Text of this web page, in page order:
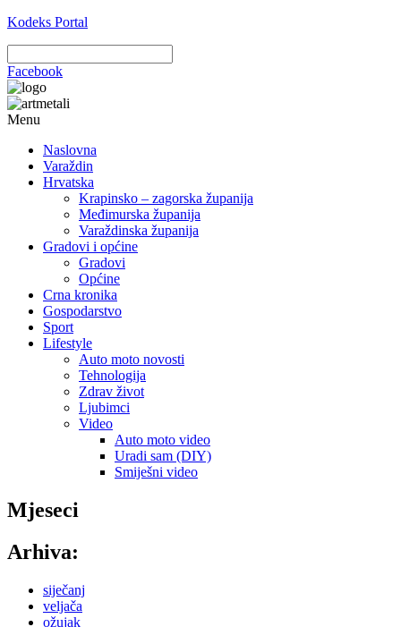
Kodeks Portal
Facebook
Menu
Naslovna
Varaždin
Hrvatska
Krapinsko – zagorska županija
Međimurska županija
Varaždinska županija
Gradovi i općine
Gradovi
Općine
Crna kronika
Gospodarstvo
Sport
Lifestyle
Auto moto novosti
Tehnologija
Zdrav život
Ljubimci
Video
Auto moto video
Uradi sam (DIY)
Smiješni video
Mjeseci
Arhiva:
siječanj
veljača
ožujak